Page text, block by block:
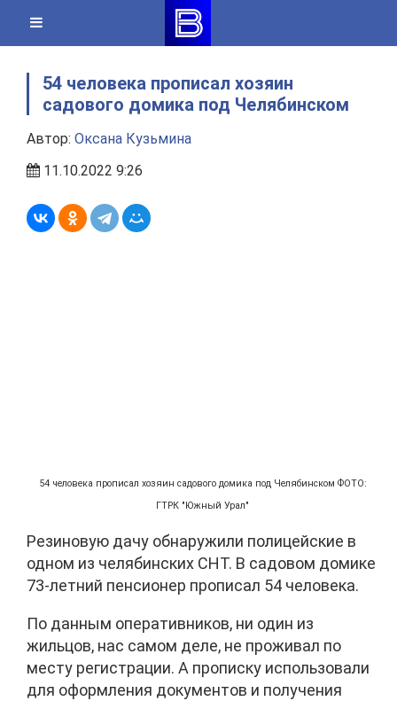
content
54 человека прописал хозяин
садового домика под Челябинском
Автор: Оксана Кузьмина
11.10.2022 9:26
54 человека прописал хозяин садового домика под Челябинском ФОТО:
ГТРК "Южный Урал"
Резиновую дачу обнаружили полицейские в
одном из челябинских СНТ. В садовом домике
73-летний пенсионер прописал 54 человека.
По данным оперативников, ни один из
жильцов, нас самом деле, не проживал по
месту регистрации. А прописку использовали
для оформления документов и получения